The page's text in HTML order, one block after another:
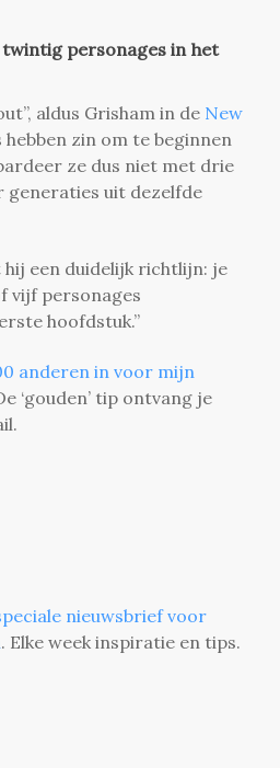
personages in het
aldus Grisham in de New
hebben zin om te beginnen
ze dus niet met drie
generaties uit dezelfde
hij een duidelijk richtlijn: je
vijf personages
hoofdstuk.”
anderen in voor mijn
‘gouden’ tip ontvang je
nieuwsbrief voor
. Elke week inspiratie en tips.